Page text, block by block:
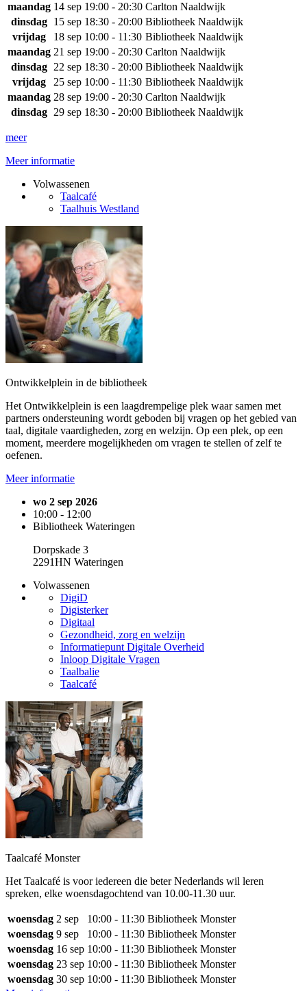
maandag 14 sep 19:00 - 20:30 Carlton Naaldwijk
dinsdag 15 sep 18:30 - 20:00 Bibliotheek Naaldwijk
vrijdag
18 sep 10:00 - 11:30 Bibliotheek Naaldwijk
maandag 21 sep 19:00 - 20:30 Carlton Naaldwijk
dinsdag 22 sep 18:30 - 20:00 Bibliotheek Naaldwijk
vrijdag
25 sep 10:00 - 11:30 Bibliotheek Naaldwijk
maandag 28 sep 19:00 - 20:30 Carlton Naaldwijk
dinsdag 29 sep 18:30 - 20:00 Bibliotheek Naaldwijk
meer
Meer informatie
Volwassenen
Taalcafé
Taalhuis Westland
Ontwikkelplein in de bibliotheek
Het Ontwikkelplein is een laagdrempelige plek waar samen met
partners ondersteuning wordt geboden bij vragen op het gebied van
taal, digitale vaardigheden, zorg en welzijn. Op een plek, op een
moment, meerdere mogelijkheden om vragen te stellen of zelf te
oefenen.
Meer informatie
wo 2 sep 2026
10:00 - 12:00
Bibliotheek Wateringen
Dorpskade 3
2291HN Wateringen
Volwassenen
DigiD
Digisterker
Digitaal
Gezondheid, zorg en welzijn
Informatiepunt Digitale Overheid
Inloop Digitale Vragen
Taalbalie
Taalcafé
Taalcafé Monster
Het Taalcafé is voor iedereen die beter Nederlands wil leren
spreken, elke woensdagochtend van 10.00-11.30 uur.
woensdag 2 sep 10:00 - 11:30 Bibliotheek Monster
woensdag 9 sep 10:00 - 11:30 Bibliotheek Monster
woensdag 16 sep 10:00 - 11:30 Bibliotheek Monster
woensdag 23 sep 10:00 - 11:30 Bibliotheek Monster
woensdag 30 sep 10:00 - 11:30 Bibliotheek Monster